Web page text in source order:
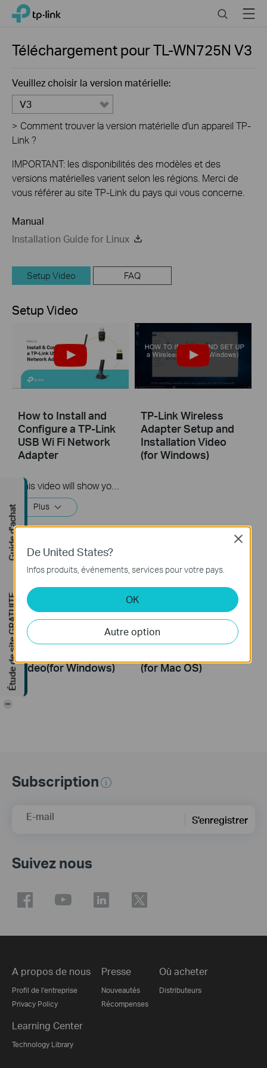
Click
the
navigation
TP-Link, Reliably Smart SearchMenu
Téléchargement pourTL-WN725N V3
Veuillez choisir la version matérielle:
V3
> Comment trouver la version matérielle d'un appareil TP-
Link ?
IMPORTANT: les disponibilités des modèles et des
versions matérielles varient selon les régions. Merci de
vous référer au site TP-Link du pays qui vous concerne.
Manual
Installation Guide for Linux
Setup Video FAQ
Setup Video
How to Install and
Configure a TP-Link
USB Wi Fi Network
Adapter
Plus
TP-Link Wireless
Adapter Setup and
Installation Video
(for Windows)
TP-Link Wireless
Adapter
Video(for Windows)
TP-Link Wireless
Adapter Setup and
(for Mac OS)
Subscription
E-mail S'enregistrer
Suivez nous
A propos de nous
Profil de l'entreprise
Privacy Policy
Presse
Nouveautés
Récompenses
Où acheter
Distributeurs
Learning Center
Technology Library
De United States?
Infos produits, événements, services pour votre pays.
OK
Autre option
Close
Guide d'achat
Étude de site GRATUITE